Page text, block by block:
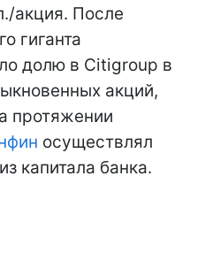
акция. После
гиганта
долю в Citigroup в
акций,
протяжении
осуществлял
капитала банка.